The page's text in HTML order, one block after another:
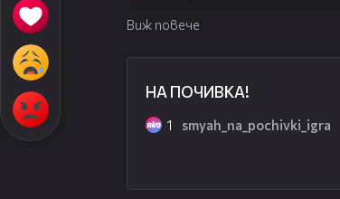
Виж повече
НА ПОЧИВКА!
1 smyah_na_pochivki_igra